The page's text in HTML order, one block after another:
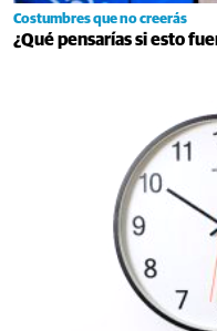
Costumbres que no creerás
¿Qué pensarías si esto